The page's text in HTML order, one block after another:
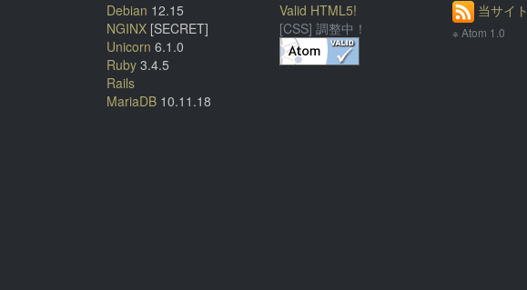
Debian 12.15
NGINX [SECRET]
Unicorn 6.1.0
Ruby 3.4.5
Rails
MariaDB 10.11.18
Valid HTML5!
[CSS] 調整中！
当サイト
※ Atom 1.0